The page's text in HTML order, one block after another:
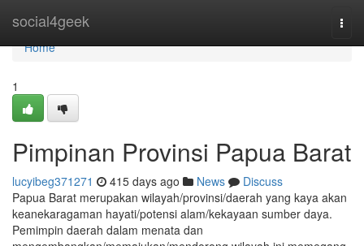
social4geek
Home
Home
1
Pimpinan Provinsi Papua Barat
lucyibeg371271 415 days ago News
Discuss
Papua Barat merupakan wilayah/provinsi/daerah yang kaya akan
keanekaragaman hayati/potensi alam/kekayaan sumber daya.
Pemimpin daerah dalam menata dan